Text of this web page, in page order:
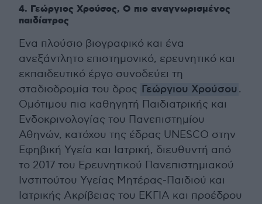
4. Γεώργιος Χρούσος, Ο πιο αναγνωρισμένος
παιδίατρος
Ενα πλούσιο βιογραφικό και ένα
ανεξάντλητο επιστημονικό, ερευνητικό και
εκπαιδευτικό έργο συνοδεύει τη
σταδιοδρομία του δρος Γεώργιου Χρούσου .
Ομότιμου πια καθηγητή Παιδιατρικής και
Ενδοκρινολογίας του Πανεπιστημίου
Αθηνών, κατόχου της έδρας UNESCO στην
Εφηβική Υγεία και Ιατρική, διευθυντή από
το 2017 του Ερευνητικού Πανεπιστημιακού
Ινστιτούτου Υγείας Μητέρας-Παιδιού και
Ιατρικής Ακρίβειας του ΕΚΓΙΑ και προέδρου